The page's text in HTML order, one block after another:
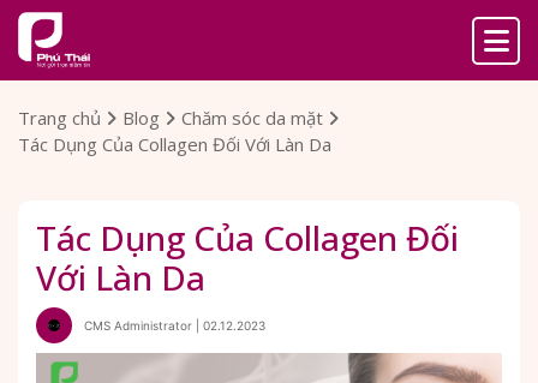
Trang chủ Blog
Chăm sóc da mặt
Tác Dụng Của Collagen Đối Với Làn Da
Tác Dụng Của Collagen Đối
Với Làn Da
CMS Administrator | 02.12.2023